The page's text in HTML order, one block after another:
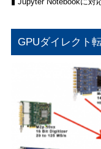
GPUダイレクト